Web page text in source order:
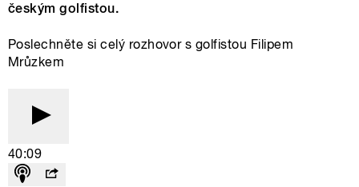
českým golfistou.
Poslechněte si celý rozhovor s golfistou Filipem
Mrůzkem
40:09